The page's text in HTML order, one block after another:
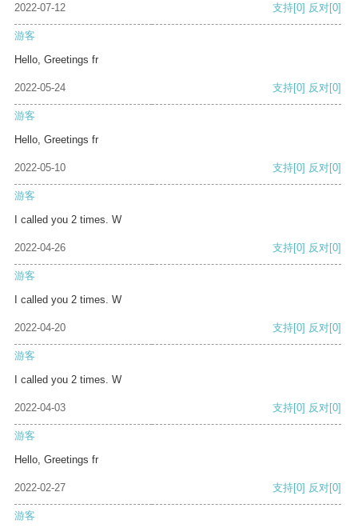
2022-07-12 支持[0] 反对[0]
游客
Hello, Greetings fr
2022-05-24 支持[0] 反对[0]
游客
Hello, Greetings fr
2022-05-10 支持[0] 反对[0]
游客
I called you 2 times. W
2022-04-26 支持[0] 反对[0]
游客
I called you 2 times. W
2022-04-20 支持[0] 反对[0]
游客
I called you 2 times. W
2022-04-03 支持[0] 反对[0]
游客
Hello, Greetings fr
2022-02-27 支持[0] 反对[0]
游客